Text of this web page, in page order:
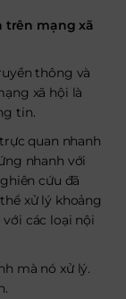
trên mạng xã
thông và
xã hội là
tin.
quan nhanh
nhanh với
cứu đã
xử lý khoảng
với các loại nội
mà nó xử lý.